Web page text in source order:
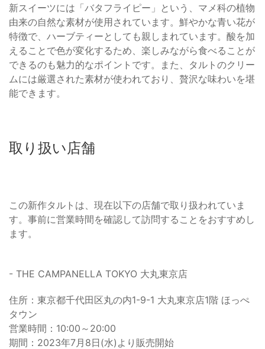
新スイーツには「バタフライピー」という、マメ科の植物
由来の自然な素材が使用されています。鮮やかな青い花が
特徴で、ハーブティーとしても親しまれています。酸を加
えることで色が変化するため、楽しみながら食べることが
できるのも魅力的なポイントです。また、タルトのクリー
ムには厳選された素材が使われており、贅沢な味わいを堪
能できます。
取り扱い店舗
この新作タルトは、現在以下の店舗で取り扱われていま
す。事前に営業時間を確認して訪問することをおすすめし
ます。
- THE CAMPANELLA TOKYO 大丸東京店
住所：東京都千代田区丸の内1-9-1 大丸東京店1階 ほっぺ
タウン
営業時間：10:00～20:00
期間：2023年7月8日(水)より販売開始